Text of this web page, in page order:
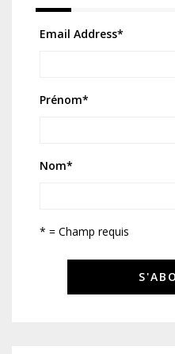
Email Address*
Prénom*
Nom*
* = Champ requis